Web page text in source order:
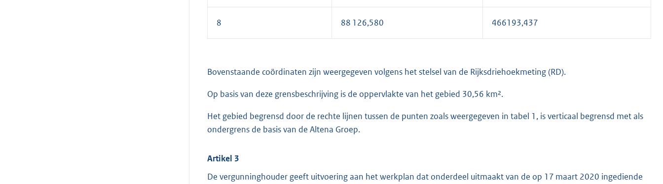
8 88 126,580 466193,437
Bovenstaande coördinaten zijn weergegeven volgens het stelsel van de Rijksdriehoekmeting (RD).
Op basis van deze grensbeschrijving is de oppervlakte van het gebied 30,56 km².
Het gebied begrensd door de rechte lijnen tussen de punten zoals weergegeven in tabel 1, is verticaal begrensd met als
ondergrens de basis van de Altena Groep.
Artikel 3
De vergunninghouder geeft uitvoering aan het werkplan dat onderdeel uitmaakt van de op 17 maart 2020 ingediende